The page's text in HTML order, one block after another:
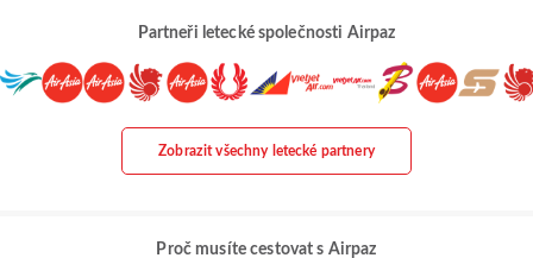
Partneři letecké společnosti Airpaz
Zobrazit všechny letecké partnery
Proč musíte cestovat s Airpaz